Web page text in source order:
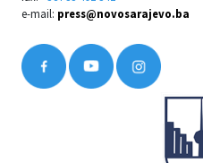
e-mail: press@novosarajevo.ba